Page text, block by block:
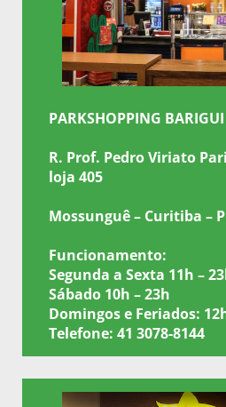
PARKSHOPPING BARIGUI
R. Prof. Pedro Viriato
loja 405
Mossunguê – Curitiba –
Funcionamento:
Segunda a Sexta 11h –
Sábado 10h – 23h
Domingos e Feriados:
Telefone: 41 3078-8144